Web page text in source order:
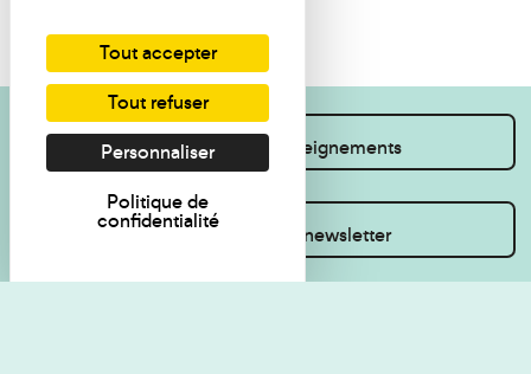
Je souhaite des renseignements
Inscrivez-vous à la newsletter
Tout accepter
Tout refuser
Personnaliser
Politique de
confidentialité